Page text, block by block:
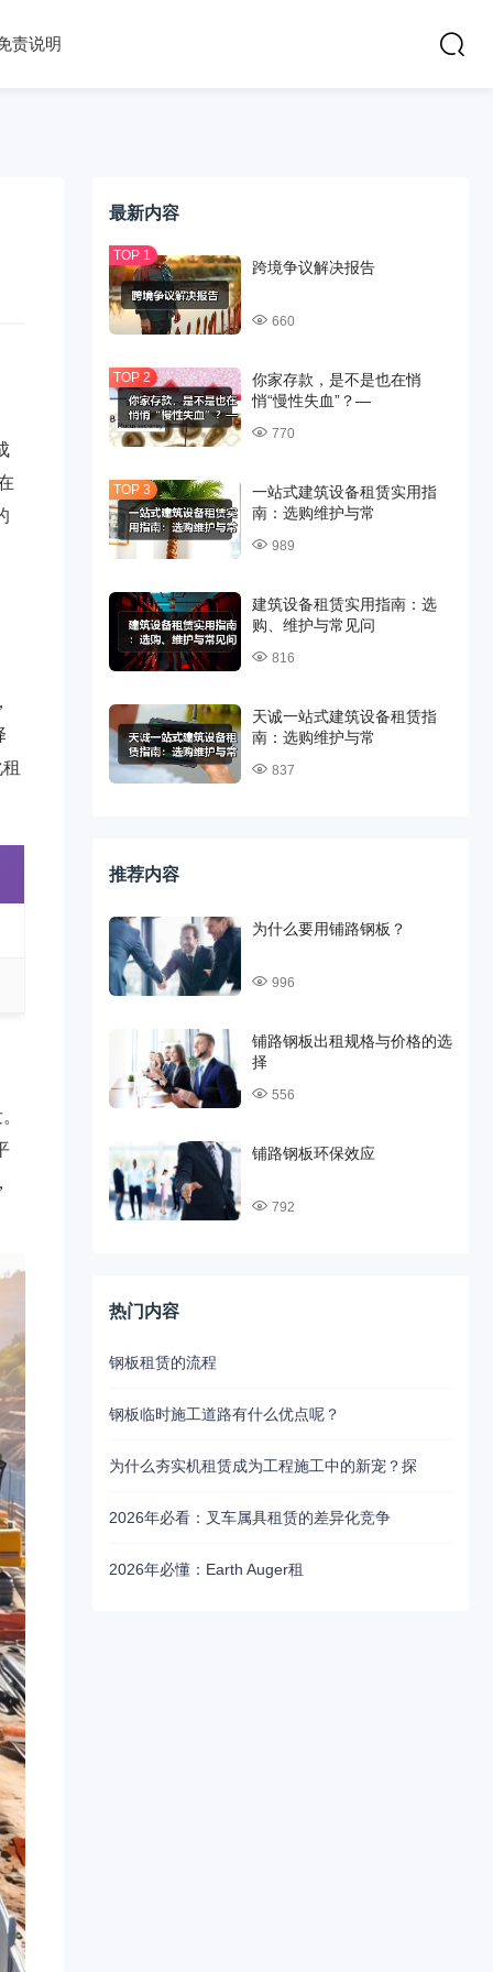
责说明
最新内容
跨境争议解决报告
660
你家存款，是不是也在悄
悄“慢性失血”？—
770
一站式建筑设备租赁实用指
南：选购维护与常
989
建筑设备租赁实用指南：选
购、维护与常见问
816
天诚一站式建筑设备租赁指
南：选购维护与常
837
推荐内容
为什么要用铺路钢板？
996
铺路钢板出租规格与价格的选
择
556
铺路钢板环保效应
792
热门内容
钢板租赁的流程
钢板临时施工道路有什么优点呢？
为什么夯实机租赁成为工程施工中的新宠？探
2026年必看：叉车属具租赁的差异化竞争
2026年必懂：Earth Auger租